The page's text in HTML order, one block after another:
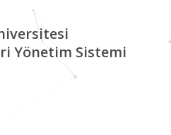
Yönetim Sistemi